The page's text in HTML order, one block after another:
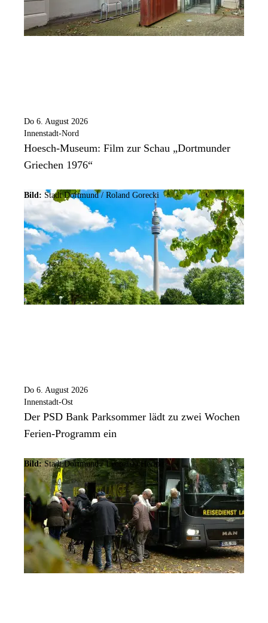
Do 6. August 2026
Innenstadt-Nord
Hoesch-Museum: Film zur Schau „Dortmunder
Griechen 1976“
Bild: Stadt Dortmund / Roland Gorecki
Do 6. August 2026
Innenstadt-Ost
Der PSD Bank Parksommer lädt zu zwei Wochen
Ferien-Programm ein
Bild: Stadt Dortmund / Leonardo Hering